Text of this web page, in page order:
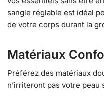
sangle réglable est idéal
de votre corps durant la
Matériaux
Préférez des matériaux
n’irriteront pas votre